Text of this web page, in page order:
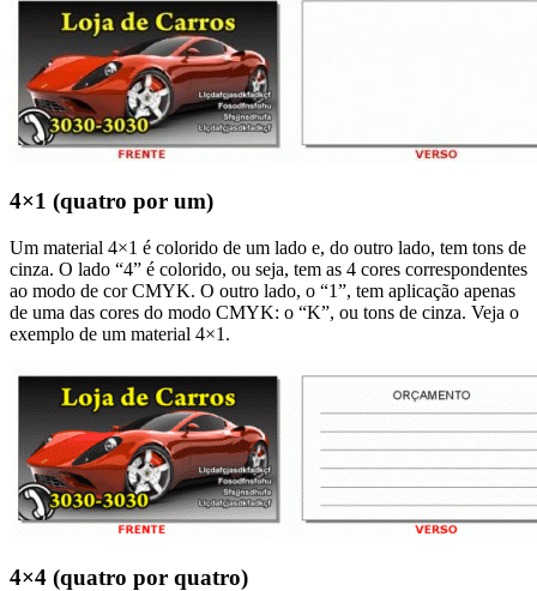
4×1 (quatro por um)
Um material 4×1 é colorido de um lado e, do outro lado, tem tons de
cinza. O lado “4” é colorido, ou seja, tem as 4 cores correspondentes
ao modo de cor CMYK. O outro lado, o “1”, tem aplicação apenas
de uma das cores do modo CMYK: o “K”, ou tons de cinza. Veja o
exemplo de um material 4×1.
4×4 (quatro por quatro)